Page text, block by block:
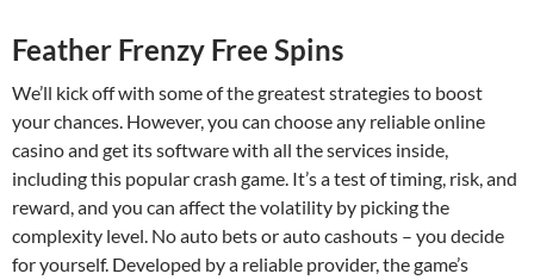
Feather Frenzy Free Spins
We’ll kick off with some of the greatest strategies to boost
your chances. However, you can choose any reliable online
casino and get its software with all the services inside,
including this popular crash game. It’s a test of timing, risk, and
reward, and you can affect the volatility by picking the
complexity level. No auto bets or auto cashouts – you decide
for yourself. Developed by a reliable provider, the game’s